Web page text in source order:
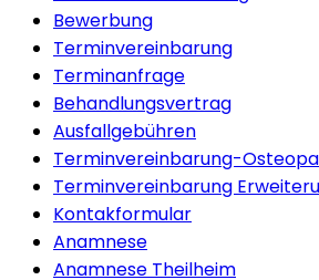
Bewerbung
Terminvereinbarung
Terminanfrage
Behandlungsvertrag
Ausfallgebühren
Terminvereinbarung-
Terminvereinbarung
Kontakformular
Anamnese
Anamnese Theilheim